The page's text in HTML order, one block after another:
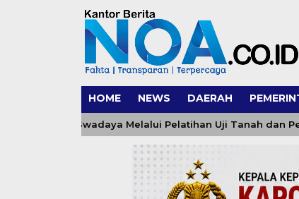
HOME NEWS DAERAH
Swadaya Melalui Pelatihan Uji Tanah dan